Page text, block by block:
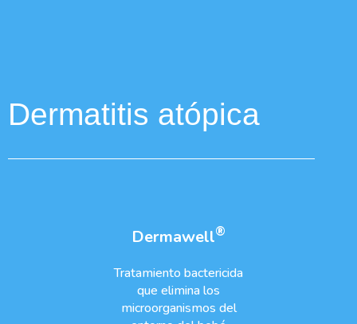
Dermatitis atópica
Dermawell®
Tratamiento bactericida
que elimina los
microorganismos del